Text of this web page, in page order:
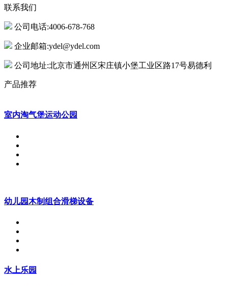
联系我们
公司电话:4006-678-768
企业邮箱:ydel@ydel.com
公司地址:北京市通州区宋庄镇小堡工业区路17号易德利
产品推荐
室内淘气堡运动公园
幼儿园木制组合滑梯设备
水上乐园